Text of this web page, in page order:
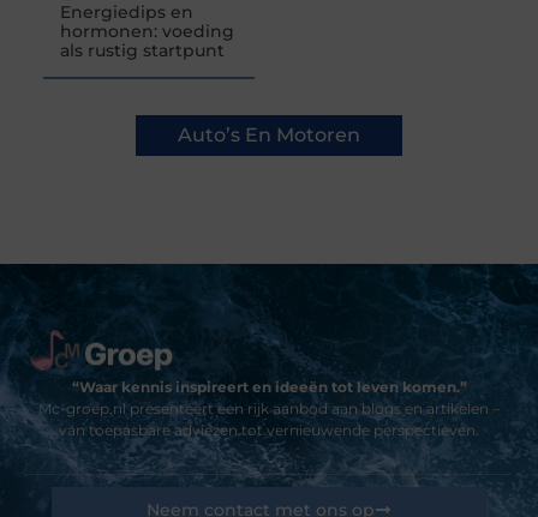
Energiedips en
hormonen: voeding
als rustig startpunt
Auto’s En Motoren
“Waar kennis inspireert en ideeën tot leven komen.”
Mc-groep.nl presenteert een rijk aanbod aan blogs en artikelen –
van toepasbare adviezen tot vernieuwende perspectieven.
Neem contact met ons op